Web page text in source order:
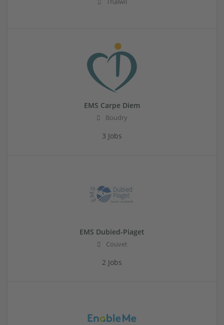
EMS Carpe Diem
Boudry
3 Jobs
EMS Dubied-Piaget
Couvet
2 Jobs